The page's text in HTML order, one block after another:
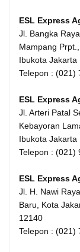
ESL Express
Jl. Bangka
Mampang
Ibukota Jakarta
Telepon : (021)
ESL Express
Jl. Arteri Patal
Kebayoran
Ibukota Jakarta
Telepon : (021)
ESL Express
Jl. H. Nawi
Baru, Kota
12140
Telepon : (021)